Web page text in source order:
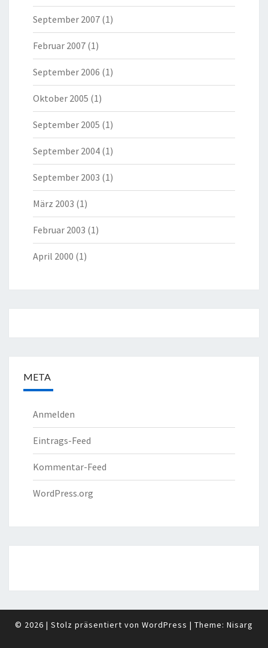
September 2007 (1)
Februar 2007 (1)
September 2006 (1)
Oktober 2005 (1)
September 2005 (1)
September 2004 (1)
September 2003 (1)
März 2003 (1)
Februar 2003 (1)
April 2000 (1)
META
Anmelden
Eintrags-Feed
Kommentar-Feed
WordPress.org
© 2026 | Stolz präsentiert von WordPress | Theme: Nisarg